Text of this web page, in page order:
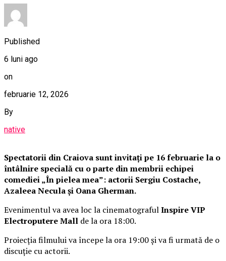
Published
6 luni ago
on
februarie 12, 2026
By
native
Spectatorii din Craiova sunt invitați pe 16 februarie la o
întâlnire specială cu o parte din membrii echipei
comediei „În pielea mea”: actorii Sergiu Costache,
Azaleea Necula și Oana Gherman.
Evenimentul va avea loc la cinematografulInspire VIP
Electroputere Mall de la ora 18:00.
Proiecția filmului va începe la ora 19:00 și va fi urmată de o
discuție cu actorii.